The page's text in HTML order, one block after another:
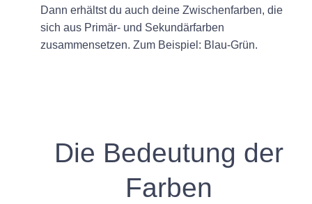
Dann erhältst du auch deine Zwischenfarben, die
sich aus Primär- und Sekundärfarben
zusammensetzen. Zum Beispiel: Blau-Grün.
Die Bedeutung der
Farben